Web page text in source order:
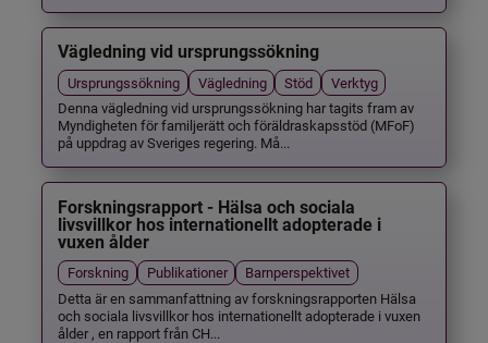
Vägledning vid ursprungssökning
Ursprungssökning Vägledning Stöd
Verktyg
Denna vägledning vid ursprungssökning har tagits fram av
Myndigheten för familjerätt och föräldraskapsstöd (MFoF)
på uppdrag av Sveriges regering. Må...
Forskningsrapport - Hälsa och sociala
livsvillkor hos internationellt adopterade i
vuxen ålder
Forskning Publikationer
Barnperspektivet
Detta är en sammanfattning av forskningsrapporten Hälsa
och sociala livsvillkor hos internationellt adopterade i vuxen
ålder , en rapport från CH...